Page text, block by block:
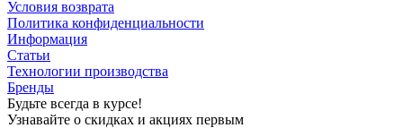
Условия возврата
Политика конфиденциальности
Информация
Статьи
Технологии производства
Бренды
Будьте всегда в курсе!
Узнавайте о скидках и акциях первым